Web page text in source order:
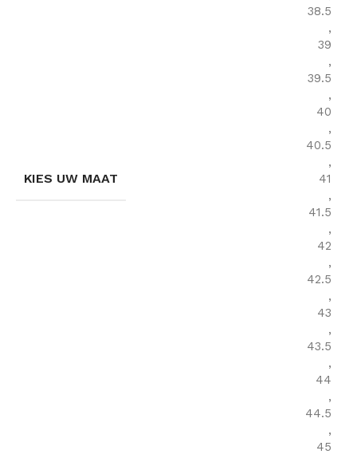
KIES UW MAAT
38.5
,
39
,
39.5
,
40
,
40.5
,
41
,
41.5
,
42
,
42.5
,
43
,
43.5
,
44
,
44.5
,
45